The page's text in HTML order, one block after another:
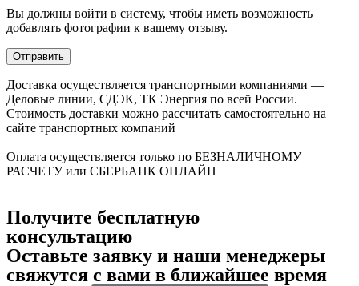
Вы должны войти в систему, чтобы иметь возможность
добавлять фотографии к вашему отзыву.
Доставка осуществляется транспортными компаниями —
Деловые линии, СДЭК, ТК Энергия по всей России.
Стоимость доставки можно рассчитать самостоятельно на
сайте транспортных компаний
Оплата осуществляется только по БЕЗНАЛИЧНОМУ
РАСЧЕТУ или СБЕРБАНК ОНЛАЙН
Получите бесплатную
консультацию
Оставьте заявку и наши менеджеры
свяжутся с вами в ближайшее время